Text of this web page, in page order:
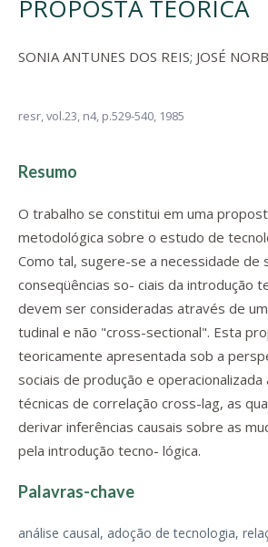
PROPOSTA TEÓRICA
SONIA ANTUNES DOS REIS; JOSÉ
resr,vol.23, n4, p.529-540, 1985
Resumo
O trabalho se constitui em uma
metodológica sobre o estudo de
Como tal, sugere-se a necessidade de
conseqüências so- ciais da introdução
devem ser consideradas através de
tudinal e não "cross-sectional". Esta
teoricamente apresentada sob a
sociais de produção e
técnicas de correlação cross-lag, as
derivar inferências causais sobre as
pela introdução tecno- lógica.
Palavras-chave
análise causal, adoção de tecnologia,